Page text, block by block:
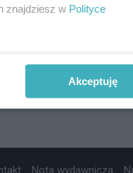
Nota wydawnicza
znajdziesz w Polityce
Akceptuję